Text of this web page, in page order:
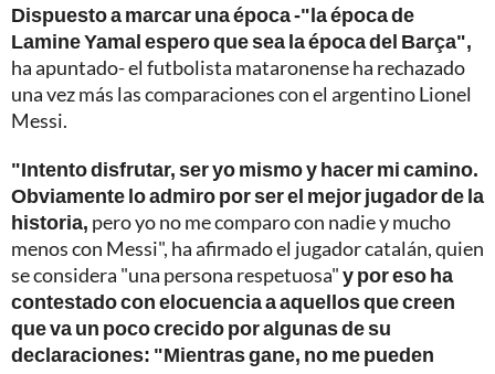
Dispuesto a marcar una época -"la época de
Lamine Yamal espero que sea la época del Barça",
ha apuntado- el futbolista mataronense ha rechazado
una vez más las comparaciones con el argentino Lionel
Messi.
"Intento disfrutar, ser yo mismo y hacer mi camino.
Obviamente lo admiro por ser el mejor jugador de la
historia, pero yo no me comparo con nadie y mucho
menos con Messi", ha afirmado el jugador catalán, quien
se considera "una persona respetuosa"y por eso ha
contestado con elocuencia a aquellos que creen
que va un poco crecido por algunas de su
declaraciones: "Mientras gane, no me pueden